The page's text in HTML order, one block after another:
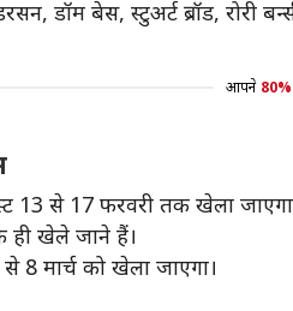
डॉम बेस, स्टुअर्ट ब्रॉड,
आपने 80%
13 से 17 फरवरी तक खेला
ही खेले जाने हैं।
8 मार्च को खेला जाएगा।